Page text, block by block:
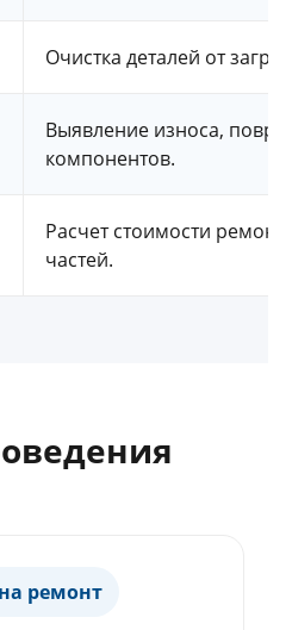
Очистка деталей от
Выявление износа,
компонентов.
Расчет стоимости
частей.
ремонт